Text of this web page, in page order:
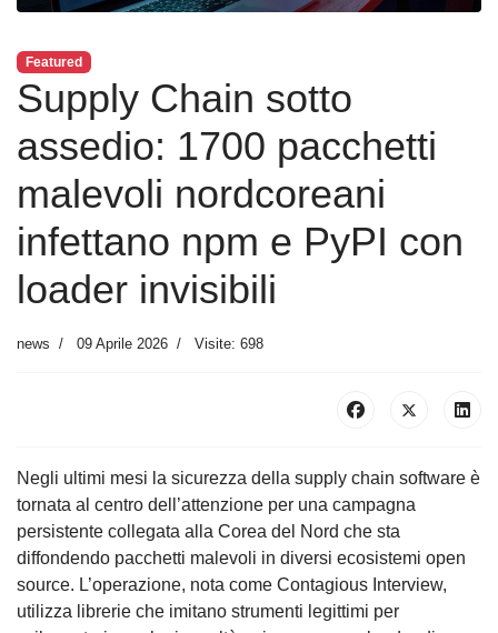
Featured
Supply Chain sotto
assedio: 1700 pacchetti
malevoli nordcoreani
infettano npm e PyPI con
loader invisibili
news 09 Aprile 2026 Visite: 698
Negli ultimi mesi la sicurezza della supply chain software è
tornata al centro dell’attenzione per una campagna
persistente collegata alla Corea del Nord che sta
diffondendo pacchetti malevoli in diversi ecosistemi open
source. L’operazione, nota come Contagious Interview,
utilizza librerie che imitano strumenti legittimi per